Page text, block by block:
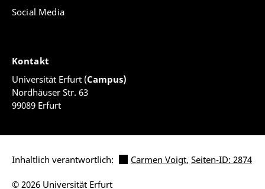
Social Media
Kontakt
Universität Erfurt (Campus)
Nordhäuser Str. 63
99089 Erfurt
Inhaltlich verantwortlich: Carmen Voigt, Seiten-ID: 2874
© 2026 Universität Erfurt